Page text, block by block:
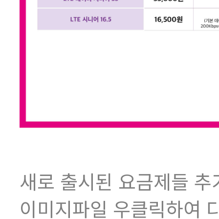
새로 출시된 요금제들
이미지파일 우클릭하여